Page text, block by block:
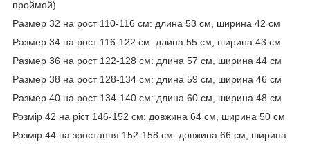
проймой)
Размер 32 на рост 110-116 см: длина 53 см, ширина 42 см
Размер 34 на рост 116-122 см: длина 55 см, ширина 43 см
Размер 36 на рост 122-128 см: длина 57 см, ширина 44 см
Размер 38 на рост 128-134 см: длина 59 см, ширина 46 см
Размер 40 на рост 134-140 см: длина 60 см, ширина 48 см
Розмір 42 на ріст 146-152 см: довжина 64 см, ширина 50 см
Розмір 44 на зростання 152-158 см: довжина 66 см, ширина